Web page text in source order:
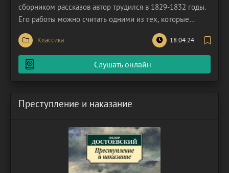
сборником рассказов автор трудился в 1829-1832 годы.
Его работы можно считать одними из тех, которые
действительно увлекают учеников в школе. Цикл
«Вечеров» содержит в себе несколько историй. Все
произведения Гоголя отличаются остротой и умом.
Автор
Классика 18:04:24
Слушать онлайн
Преступление и наказание